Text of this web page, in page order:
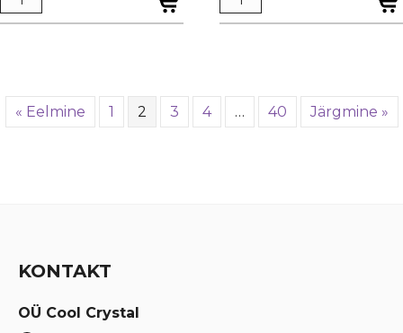
€ 1,50.
€ 1,13.
€ 0,29.
€ 0,22.
« Eelmine 1 2 3 4 … 40 Järgmine »
KONTAKT
OÜ Cool Crystal